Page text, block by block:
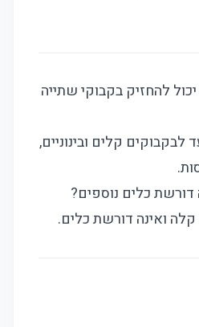
להחזיק בקבוקי שתייה
לבקבוקים קלים ובינוניים,
כלים נוספים?
ואינה דורשת כלים.